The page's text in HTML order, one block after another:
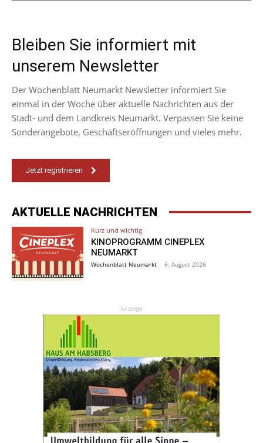
Bleiben Sie informiert mit
unserem Newsletter
Der Wochenblatt Neumarkt Newsletter informiert Sie
einmal in der Woche über aktuelle Nachrichten aus der
Stadt- und dem Landkreis Neumarkt. Verpassen Sie keine
Sonderangebote, Geschäftseröffnungen und vieles mehr.
Jetzt registrieren
AKTUELLE NACHRICHTEN
Kurz und wichtig
KINOPROGRAMM CINEPLEX
NEUMARKT
Wochenblatt Neumarkt - 6. August 2026
Anzeige